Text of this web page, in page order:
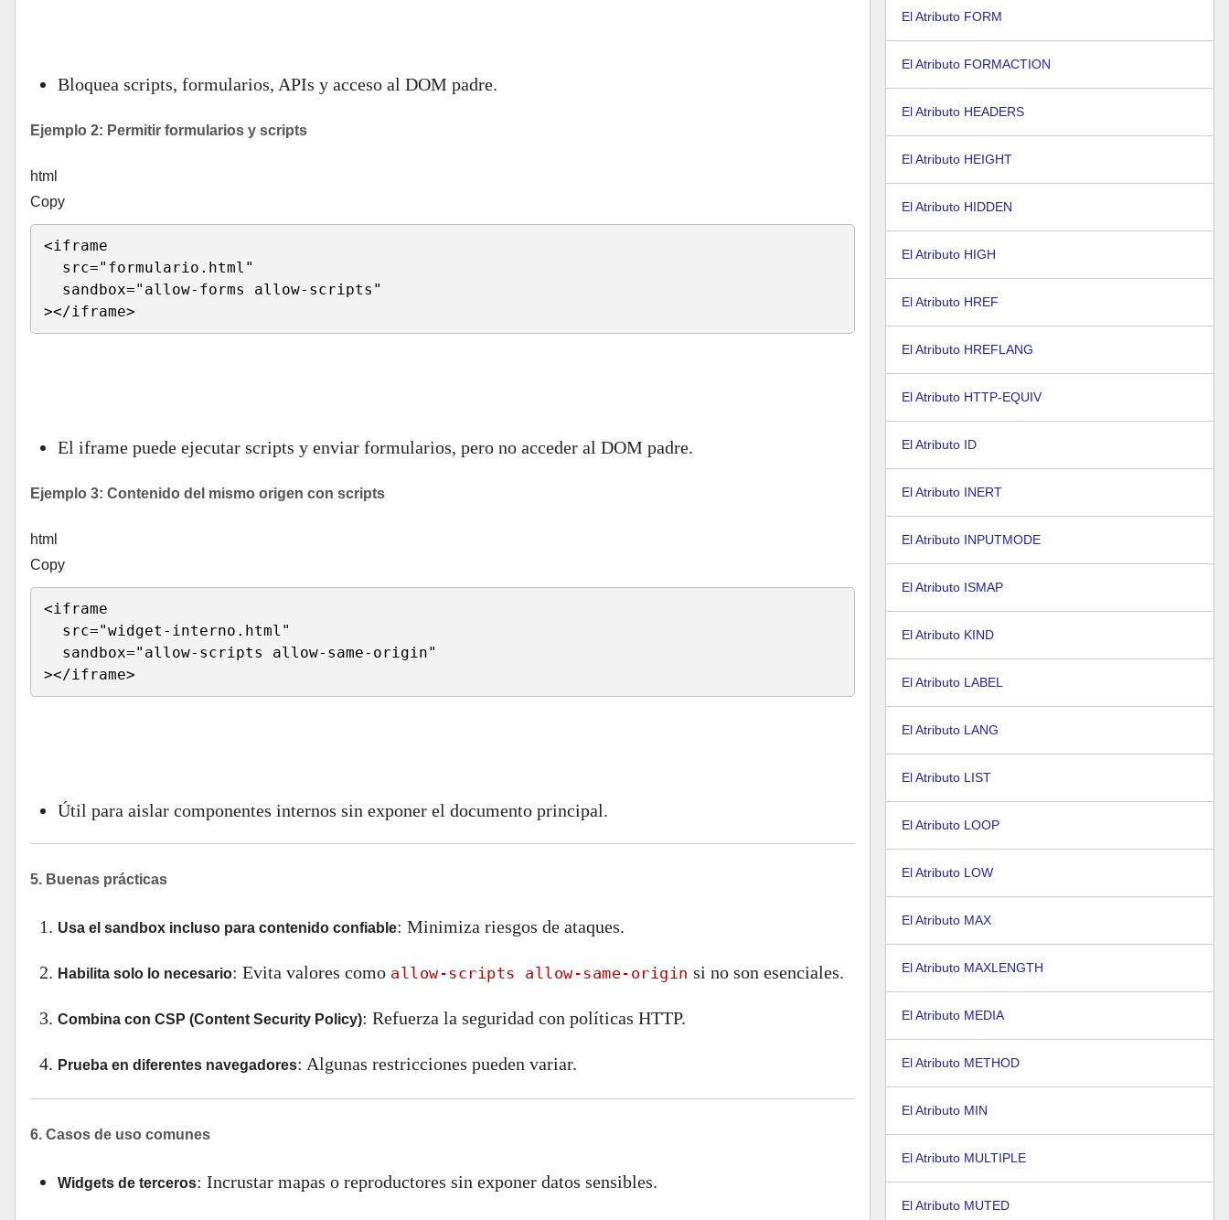
Bloquea scripts, formularios, APIs y acceso al DOM padre.
Ejemplo 2: Permitir formularios y scripts
html
Copy
<iframe
src=" formulario.html "
sandbox=" allow-forms allow-scripts "
></iframe>
El iframe puede ejecutar scripts y enviar formularios, pero no acceder al DOM padre.
Ejemplo 3: Contenido del mismo origen con scripts
html
Copy
<iframe
src="widget-interno.html "
sandbox=" allow-scripts allow-same-origin"
></iframe>
Útil para aislar componentes internos sin exponer el documento principal.
5. Buenas prácticas
Usa el sandbox incluso para contenido confiable: Minimiza riesgos de ataques.
Habilita solo lo necesario: Evita valores como allow-scripts allow-same-origin si no son esenciales.
Combina con CSP (Content Security Policy): Refuerza la seguridad con políticas HTTP.
Prueba en diferentes navegadores: Algunas restricciones pueden variar.
6. Casos de uso comunes
Widgets de terceros: Incrustar mapas o reproductores sin exponer datos sensibles.
El Atributo FORM
El Atributo FORMACTION
El Atributo HEADERS
El Atributo HEIGHT
El Atributo HIDDEN
El Atributo HIGH
El Atributo HREF
El Atributo HREFLANG
El Atributo HTTP-EQUIV
El Atributo ID
El Atributo INERT
El Atributo INPUTMODE
El Atributo ISMAP
El Atributo KIND
El Atributo LABEL
El Atributo LANG
El Atributo LIST
El Atributo LOOP
El Atributo LOW
El Atributo MAX
El Atributo MAXLENGTH
El Atributo MEDIA
El Atributo METHOD
El Atributo MIN
El Atributo MULTIPLE
El Atributo MUTED